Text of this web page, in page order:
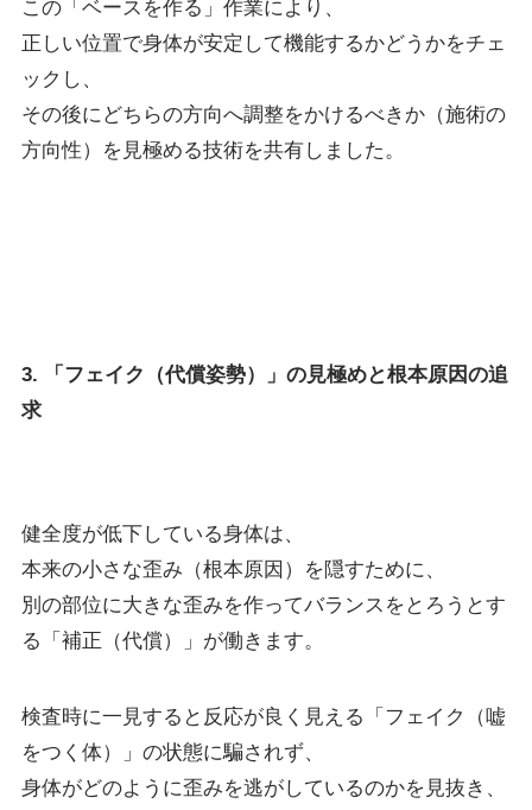
この「ベースを作る」作業により、
正しい位置で身体が安定して機能するかどうかをチェ
ックし、
その後にどちらの方向へ調整をかけるべきか（施術の
方向性）を見極める技術を共有しました。
3. 「フェイク（代償姿勢）」の見極めと根本原因の追
求
健全度が低下している身体は、
本来の小さな歪み（根本原因）を隠すために、
別の部位に大きな歪みを作ってバランスをとろうとす
る「補正（代償）」が働きます。
検査時に一見すると反応が良く見える「フェイク（嘘
をつく体）」の状態に騙されず、
身体がどのように歪みを逃がしているのかを見抜き、